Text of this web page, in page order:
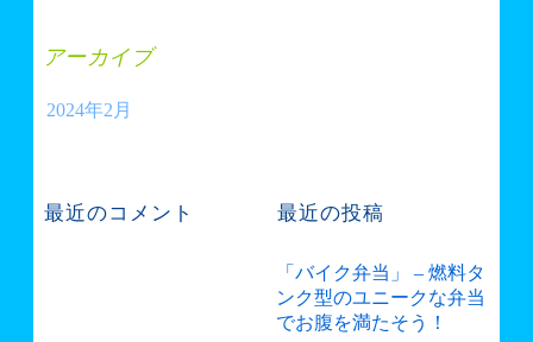
アーカイブ
2024年2月
最近のコメント 最近の投稿
「バイク弁当」 – 燃料タ
ンク型のユニークな弁当
でお腹を満たそう！